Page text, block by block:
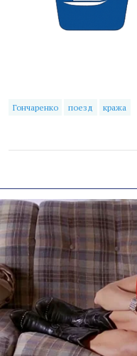
Гончаренко поезд кража